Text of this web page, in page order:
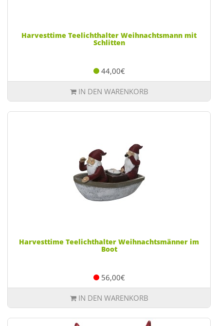
Harvesttime Teelichthalter Weihnachtsmann mit
Schlitten
44,00€
IN DEN WARENKORB
Harvesttime Teelichthalter Weihnachtsmänner im
Boot
56,00€
IN DEN WARENKORB